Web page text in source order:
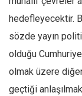
hedefleyecektir.
sözde yayın
olduğu
olmak üzere
geçtiği